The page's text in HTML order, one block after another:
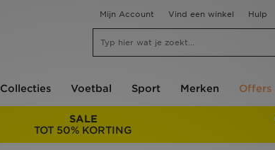
Mijn Account Vind een winkel Hulp
Collecties Voetbal Sport Merken Offers
SALE
TOT 50% KORTING